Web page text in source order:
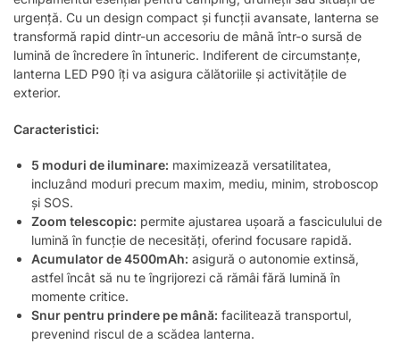
urgență. Cu un design compact și funcții avansate, lanterna se
transformă rapid dintr-un accesoriu de mână într-o sursă de
lumină de încredere în întuneric. Indiferent de circumstanțe,
lanterna LED P90 îți va asigura călătoriile și activitățile de
exterior.
Caracteristici:
5 moduri de iluminare: maximizează versatilitatea,
incluzând moduri precum maxim, mediu, minim, stroboscop
și SOS.
Zoom telescopic: permite ajustarea ușoară a fasciculului de
lumină în funcție de necesități, oferind focusare rapidă.
Acumulator de 4500mAh: asigură o autonomie extinsă,
astfel încât să nu te îngrijorezi că rămâi fără lumină în
momente critice.
Snur pentru prindere pe mână: facilitează transportul,
prevenind riscul de a scădea lanterna.